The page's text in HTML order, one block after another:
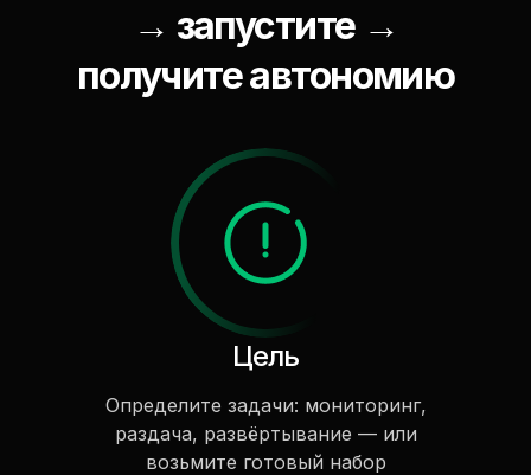
→ запустите →
получите автономию
Цель
Определите задачи: мониторинг,
раздача, развёртывание — или
возьмите готовый набор